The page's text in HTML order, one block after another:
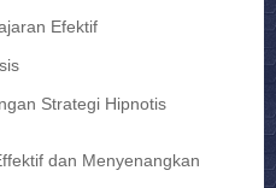
Efektif
Strategi Hipnotis
dan Menyenangkan